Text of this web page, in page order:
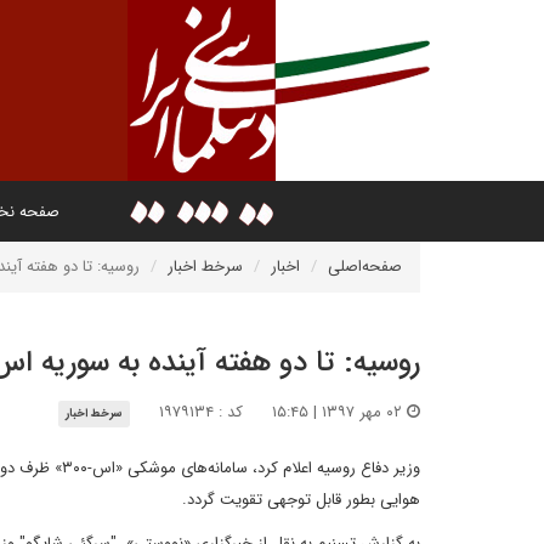
صفحه
صفحه‌اصلی اخبار سرخط اخبار روسیه: تا دو هفته آینده
روسیه: تا دو هفته آینده به سوریه اس ۳۰۰
کد : ۱۹۷۹۱۳۴ سرخط اخبار
وزیر دفاع
هوایی بطور قابل توجهی تقویت گردد.